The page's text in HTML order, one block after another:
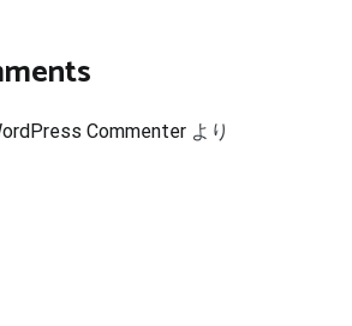
Commenter より